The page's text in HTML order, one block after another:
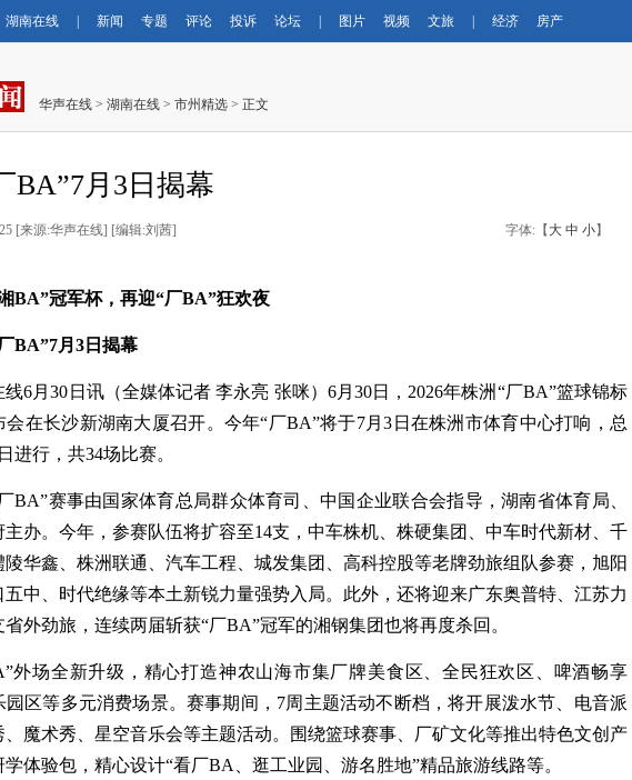
湖南在线 新闻 专题 评论 投诉 论坛 图片 视频 文旅 经济 房产
华声在线 > 湖南在线 > 市州精选 > 正文
BA”7月3日揭幕
[来源:华声在线] [编辑:刘茜] 字体:【 大 中 小】
BA”冠军杯，再迎“厂BA”狂欢夜
BA”7月3日揭幕
线6月30日讯（全媒体记者 李永亮 张咪）6月30日，2026年株洲“厂BA”篮球锦标
会在长沙新湖南大厦召开。今年“厂BA”将于7月3日在株洲市体育中心打响，总
进行，共34场比赛。
BA”赛事由国家体育总局群众体育司、中国企业联合会指导，湖南省体育局、
主办。今年，参赛队伍将扩容至14支，中车株机、株硬集团、中车时代新材、千
陵华鑫、株洲联通、汽车工程、城发集团、高科控股等老牌劲旅组队参赛，旭阳
五中、时代绝缘等本土新锐力量强势入局。此外，还将迎来广东奥普特、江苏力
外劲旅，连续两届斩获“厂BA”冠军的湘钢集团也将再度杀回。
外场全新升级，精心打造神农山海市集厂牌美食区、全民狂欢区、啤酒畅享
园区等多元消费场景。赛事期间，7周主题活动不断档，将开展泼水节、电音派
、魔术秀、星空音乐会等主题活动。围绕篮球赛事、厂矿文化等推出特色文创产
体验包，精心设计“看厂BA、逛工业园、游名胜地”精品旅游线路等。